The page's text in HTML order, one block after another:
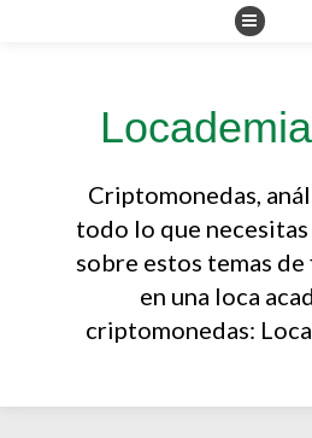
Criptomonedas,
todo lo que
sobre estos temas de
en una loca
criptomonedas: